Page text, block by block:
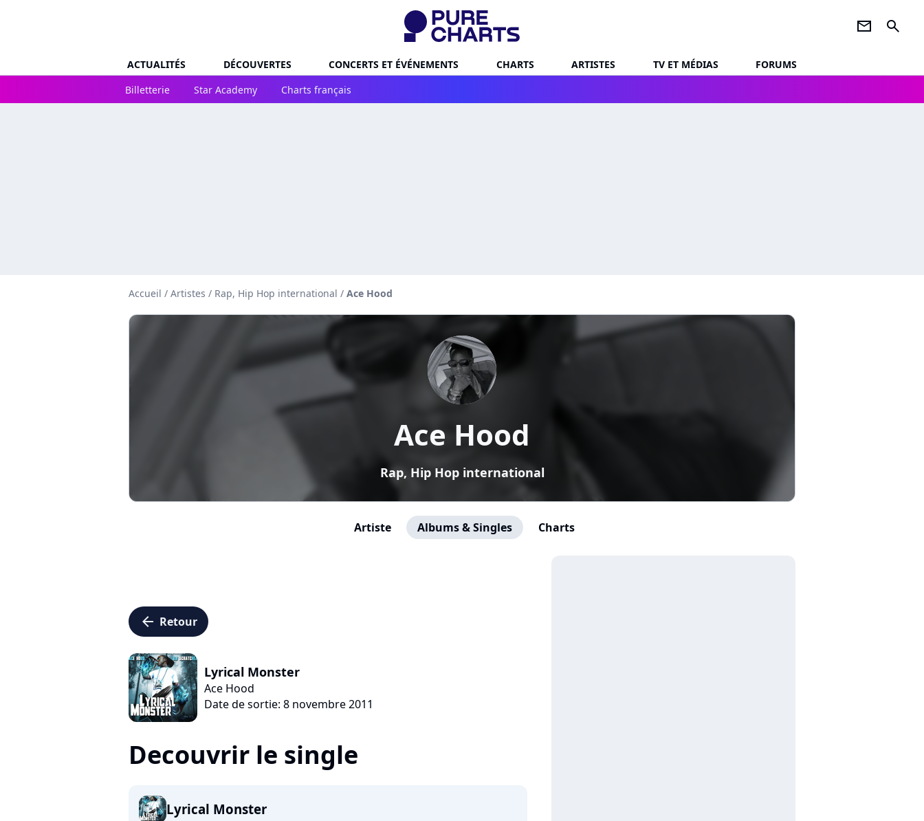
newsletter search
ACTUALITÉS DÉCOUVERTES CONCERTS ET ÉVÉNEMENTS CHARTS ARTISTES TV ET MÉDIAS
FORUMS
Billetterie
Star Academy Charts français
Accueil / Artistes / Rap, Hip Hop international / Ace Hood
Ace Hood
Rap, Hip Hop international
Artiste Albums & Singles Charts
arrow_left Retour
Lyrical Monster
Ace Hood
Date de sortie: 8 novembre 2011
Decouvrir le single
Lyrical Monster